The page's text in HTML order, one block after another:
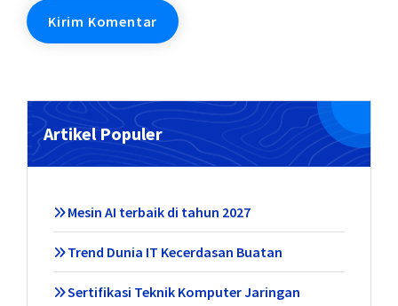
Artikel Populer
Mesin AI terbaik di tahun 2027
Trend Dunia IT Kecerdasan Buatan
Sertifikasi Teknik Komputer Jaringan